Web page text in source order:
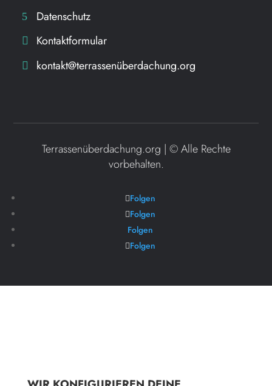
Datenschutz
Kontaktformular
kontakt@terrassenüberdachung.org
Terrassenüberdachung.org | ©Alle Rechte
vorbehalten.
Folgen
Folgen
Folgen
Folgen